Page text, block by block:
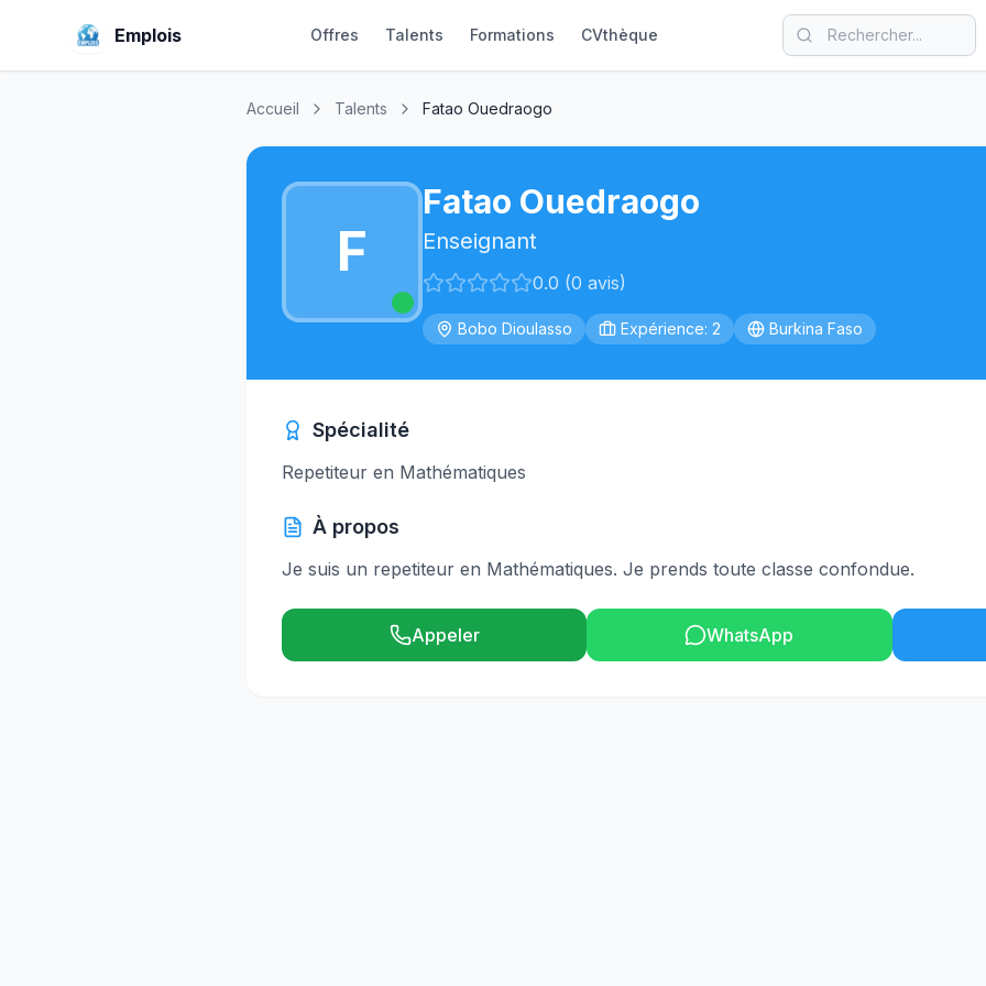
Emplois Offres Talents Formations CVthèque
Accueil Talents Fatao Ouedraogo
F
Fatao Ouedraogo
Enseignant
0.0 (0 avis)
Bobo Dioulasso Expérience: 2 Burkina Faso
Spécialité
Repetiteur en Mathématiques
À propos
Je suis un repetiteur en Mathématiques. Je prends toute classe confondue.
Appeler WhatsApp